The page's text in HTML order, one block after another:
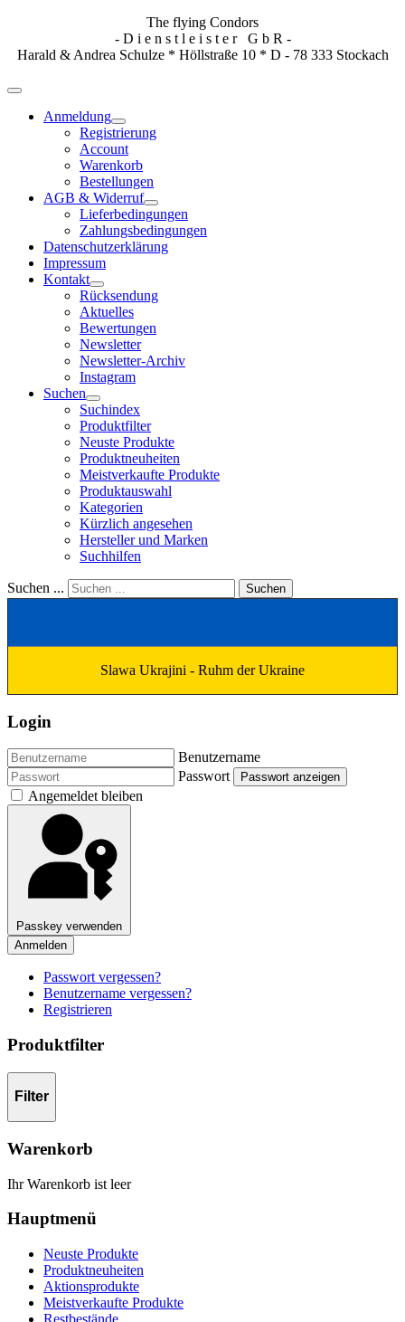
The flying Condors
- D i e n s t l e i s t e r G b R -
Harald & Andrea Schulze * Höllstraße 10 * D - 78 333 Stockach
Anmeldung
Registrierung
Account
Warenkorb
Bestellungen
AGB & Widerruf
Lieferbedingungen
Zahlungsbedingungen
Datenschutzerklärung
Impressum
Kontakt
Rücksendung
Aktuelles
Bewertungen
Newsletter
Newsletter-Archiv
Instagram
Suchen
Suchindex
Produktfilter
Neuste Produkte
Produktneuheiten
Meistverkaufte Produkte
Produktauswahl
Kategorien
Kürzlich angesehen
Hersteller und Marken
Suchhilfen
Suchen ... Suchen
Slawa Ukrajini - Ruhm der Ukraine
Login
Benutzername
Passwort
Passwort anzeigen
Angemeldet bleiben
Passkey verwenden
Anmelden
Passwort vergessen?
Benutzername vergessen?
Registrieren
Produktfilter
Filter
Warenkorb
Ihr Warenkorb ist leer
Hauptmenü
Neuste Produkte
Produktneuheiten
Aktionsprodukte
Meistverkaufte Produkte
Restbestände